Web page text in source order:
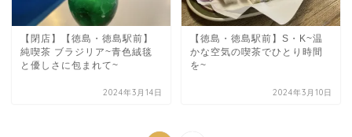
【閉店】【徳島・徳島駅前】
純喫茶 ブラジリア~青色絨毯
と優しさに包まれて~
2024年3月14日
【徳島・徳島駅前】S・K~温
かな空気の喫茶でひとり時間
を~
2024年3月10日